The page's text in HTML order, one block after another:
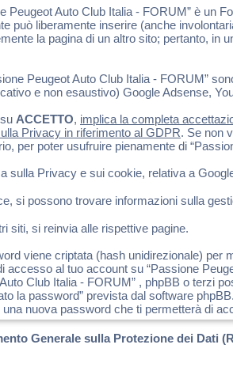
Peugeot Auto Club Italia - FORUM” è un
può liberamente inserire (anche
la pagina di un altro sito; pertanto, in
Peugeot Auto Club Italia - FORUM”
e non esaustivo) Google Adsense,
ACCETTO, implica la completa
Privacy in riferimento al GDPR. Se non
per poter usufruire pienamente di
sulla Privacy e sui cookie, relativa a
si possono trovare informazioni sulla
siti, si reinvia alle rispettive pagine.
viene criptata (hash unidirezionale) per
accesso al tuo account su “Passione
Club Italia - FORUM” , phpBB o terzi
la password” prevista dal software
una nuova password che ti permetterà di
Generale sulla Protezione dei Dati